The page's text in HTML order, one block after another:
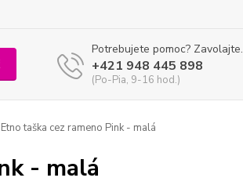
Potrebujete pomoc? Zavolajte.
+421 948 445 898
(Po-Pia, 9-16 hod.)
Etno taška cez rameno Pink - malá
- malá